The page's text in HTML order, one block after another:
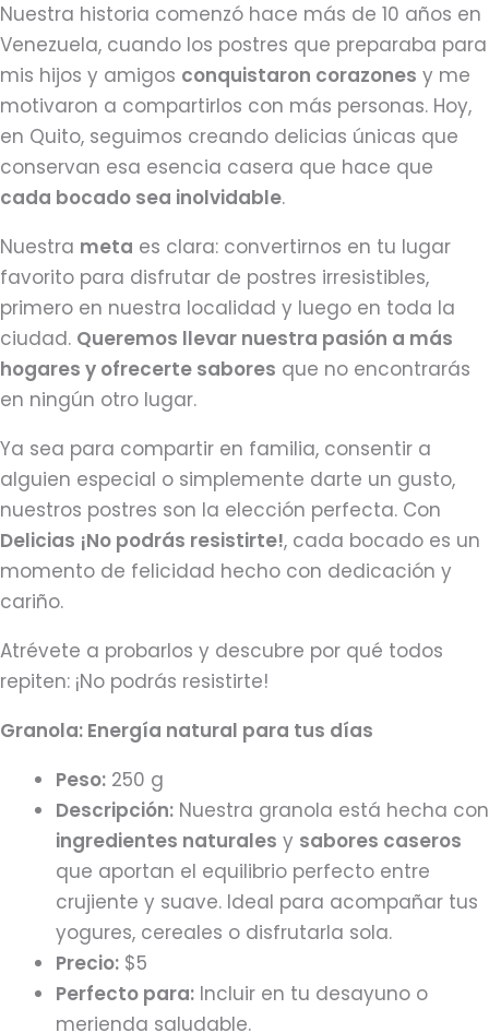
Nuestra historia comenzó hace más de 10 años en
Venezuela, cuando los postres que preparaba para
mis hijos y amigos conquistaron corazones y me
motivaron a compartirlos con más personas. Hoy,
en Quito, seguimos creando delicias únicas que
conservan esa esencia casera que hace que
cada bocado sea inolvidable.
Nuestra meta es clara: convertirnos en tu lugar
favorito para disfrutar de postres irresistibles,
primero en nuestra localidad y luego en toda la
ciudad. Queremos llevar nuestra pasión a más
hogares y ofrecerte sabores que no encontrarás
en ningún otro lugar.
Ya sea para compartir en familia, consentir a
alguien especial o simplemente darte un gusto,
nuestros postres son la elección perfecta. Con
Delicias ¡No podrás resistirte!, cada bocado es un
momento de felicidad hecho con dedicación y
cariño.
Atrévete a probarlos y descubre por qué todos
repiten: ¡No podrás resistirte!
Granola: Energía natural para tus días
Peso: 250 g
Descripción: Nuestra granola está hecha con
ingredientes naturales y sabores caseros
que aportan el equilibrio perfecto entre
crujiente y suave. Ideal para acompañar tus
yogures, cereales o disfrutarla sola.
Precio: $5
Perfecto para: Incluir en tu desayuno o
merienda saludable.